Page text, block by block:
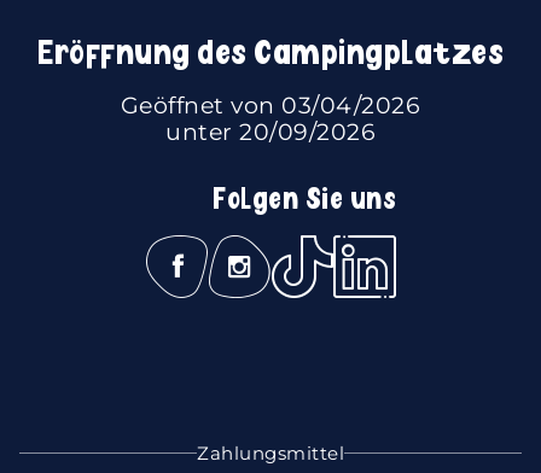
Eröffnung des Campingplatzes
Geöffnet von 03/04/2026
unter 20/09/2026
Folgen Sie uns
Zahlungsmittel